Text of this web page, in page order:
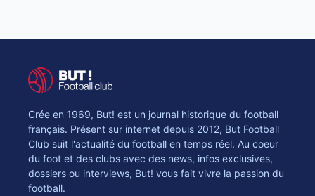
Crée en 1969, But! est un journal historique du football
français. Présent sur internet depuis 2012, But Football
Club suit l'actualité du football en temps réel. Au coeur
du foot et des clubs avec des news, infos exclusives,
dossiers ou interviews, But! vous fait vivre la passion du
football.